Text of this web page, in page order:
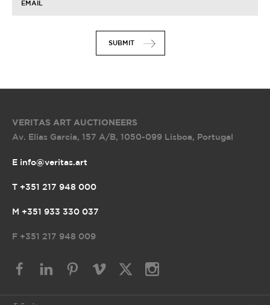
EMAIL
SUBMIT
VERITAS ART AUCTIONEERS
Av. Elias Garcia, 157 A/B, 1050-099 Lisboa, Portugal
E info@veritas.art
T +351 217 948 000
M +351 933 330 037
F +351 217 948 009